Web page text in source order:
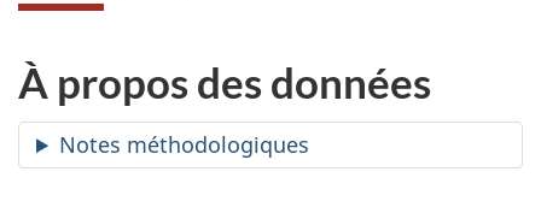
À propos des données
Notes méthodologiques